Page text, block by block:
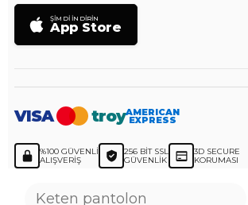
ŞIMDI İNDIRIN
App Store
VISA troyAMERICAN
EXPRESS
%100 GÜVENLI
ALIŞVERIŞ
256 BIT SSL
GÜVENLIK
3D SECURE
KORUMASI